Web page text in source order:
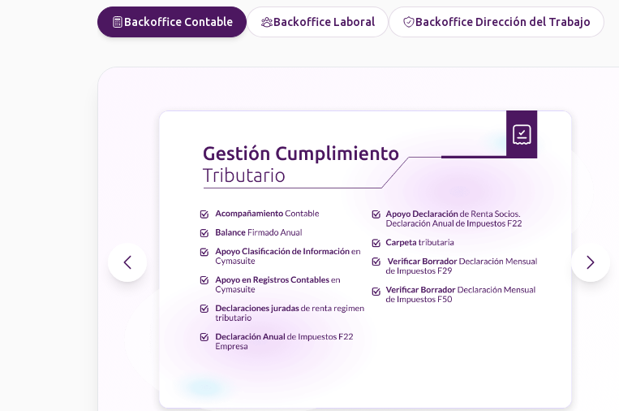
Backoffice Contable Backoffice Laboral Backoffice Dirección del Trabajo